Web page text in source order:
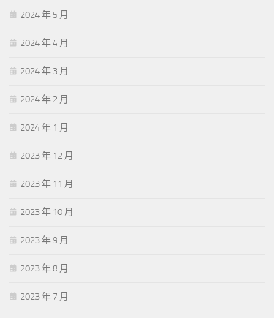
2024 年 5 月
2024 年 4 月
2024 年 3 月
2024 年 2 月
2024 年 1 月
2023 年 12 月
2023 年 11 月
2023 年 10 月
2023 年 9 月
2023 年 8 月
2023 年 7 月